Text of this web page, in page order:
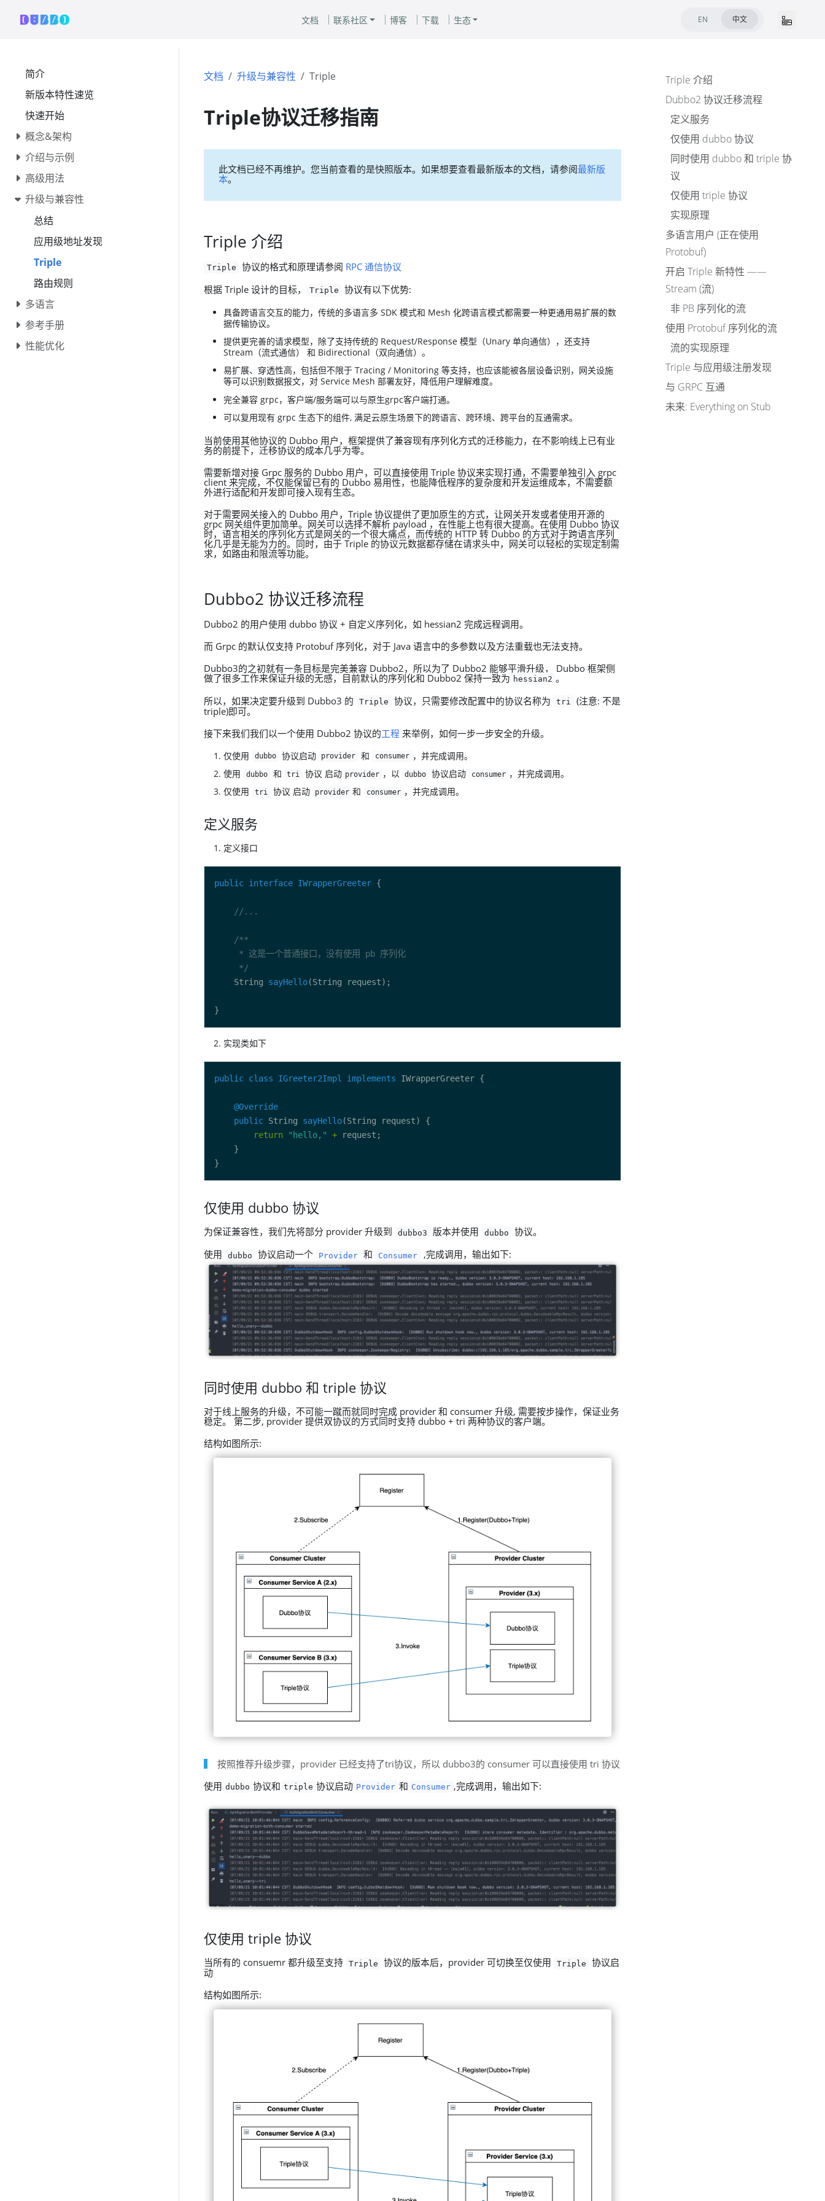
文档 联系社区 博客 下载 生态 EN 中文
简介
新版本特性速览
快速开始
概念&架构
介绍与示例
高级用法
升级与兼容性
总结
应用级地址发现
Triple
路由规则
多语言
参考手册
性能优化
文档 升级与兼容性 Triple
Triple协议迁移指南
此文档已经不再维护。您当前查看的是快照版本。如果想要查看最新版本的文档，请参阅最新版
本。
Triple 介绍
Triple 协议的格式和原理请参阅 RPC 通信协议
根据 Triple 设计的目标，
Triple 协议有以下优势:
具备跨语言交互的能力，传统的多语言多 SDK 模式和 Mesh 化跨语言模式都需要一种更通用易扩展的数
据传输协议。
提供更完善的请求模型，除了支持传统的 Request/Response 模型（Unary 单向通信），还支持
Stream（流式通信） 和 Bidirectional（双向通信）。
易扩展、穿透性高，包括但不限于 Tracing / Monitoring 等支持，也应该能被各层设备识别，网关设施
等可以识别数据报文，对 Service Mesh 部署友好，降低用户理解难度。
完全兼容 grpc，客户端/服务端可以与原生grpc客户端打通。
可以复用现有 grpc 生态下的组件, 满足云原生场景下的跨语言、跨环境、跨平台的互通需求。
当前使用其他协议的 Dubbo 用户，框架提供了兼容现有序列化方式的迁移能力，在不影响线上已有业
务的前提下，迁移协议的成本几乎为零。
需要新增对接 Grpc 服务的 Dubbo 用户，可以直接使用 Triple 协议来实现打通，不需要单独引入 grpc
client 来完成，不仅能保留已有的 Dubbo 易用性，也能降低程序的复杂度和开发运维成本，不需要额
外进行适配和开发即可接入现有生态。
对于需要网关接入的 Dubbo 用户，Triple 协议提供了更加原生的方式，让网关开发或者使用开源的
grpc 网关组件更加简单。网关可以选择不解析 payload ，在性能上也有很大提高。在使用 Dubbo 协议
时，语言相关的序列化方式是网关的一个很大痛点，而传统的 HTTP 转 Dubbo 的方式对于跨语言序列
化几乎是无能为力的。同时，由于 Triple 的协议元数据都存储在请求头中，网关可以轻松的实现定制需
求，如路由和限流等功能。
Dubbo2 协议迁移流程
Dubbo2 的用户使用 dubbo 协议 + 自定义序列化，如 hessian2 完成远程调用。
而 Grpc 的默认仅支持 Protobuf 序列化，对于 Java 语言中的多参数以及方法重载也无法支持。
Dubbo3的之初就有一条目标是完美兼容 Dubbo2，所以为了 Dubbo2 能够平滑升级， Dubbo 框架侧
做了很多工作来保证升级的无感，目前默认的序列化和 Dubbo2 保持一致为 hessian2 。
所以，如果决定要升级到 Dubbo3 的
Triple 协议，只需要修改配置中的协议名称为 tri
(注意: 不是
triple)即可。
接下来我们我们以一个使用 Dubbo2 协议的工程 来举例，如何一步一步安全的升级。
仅使用 dubbo 协议启动 provider 和 consumer ，并完成调用。
使用
dubbo 和 tri 协议 启动 provider ，以 dubbo 协议启动 consumer ，并完成调用。
仅使用
tri 协议 启动 provider 和 consumer ，并完成调用。
定义服务
定义接口
public interface IWrapperGreeter
//...
     */
    String
sayHello
实现类如下
public class IGreeter2Impl implements
@Override
public String sayHello
return
"hello," +
仅使用 dubbo 协议
为保证兼容性，我们先将部分 provider 升级到 dubbo3 版本并使用 dubbo
协议。
使用
dubbo 协议启动一个 Provider 和 Consumer ,完成调用，输出如下:
同时使用 dubbo 和 triple 协议
对于线上服务的升级，不可能一蹴而就同时完成 provider 和 consumer 升级, 需要按步操作，保证业务
稳定。 第二步, provider 提供双协议的方式同时支持 dubbo + tri 两种协议的客户端。
结构如图所示:
按照推荐升级步骤，provider 已经支持了tri协议，所以 dubbo3的 consumer 可以直接使用 tri 协议
使用 dubbo 协议和 triple 协议启动 Provider 和 Consumer ,完成调用，输出如下:
仅使用 triple 协议
当所有的 consuemr 都升级至支持 Triple 协议的版本后，provider 可切换至仅使用 Triple
协议启
动
结构如图所示:
Triple 介绍
Dubbo2 协议迁移流程
定义服务
仅使用 dubbo 协议
同时使用 dubbo 和 triple 协
议
仅使用 triple 协议
实现原理
多语言用户 (正在使用
Protobuf)
开启 Triple 新特性 ——
Stream (流)
非 PB 序列化的流
使用 Protobuf 序列化的流
流的实现原理
Triple 与应用级注册发现
与 GRPC 互通
未来: Everything on Stub